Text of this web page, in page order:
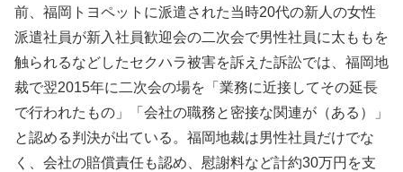
前、福岡トヨペットに派遣された当時20代の新人の女性
派遣社員が新入社員歓迎会の二次会で男性社員に太ももを
触られるなどしたセクハラ被害を訴えた訴訟では、福岡地
裁で翌2015年に二次会の場を「業務に近接してその延長
で行われたもの」「会社の職務と密接な関連が（ある）」
と認める判決が出ている。福岡地裁は男性社員だけでな
く、会社の賠償責任も認め、慰謝料など計約30万円を支